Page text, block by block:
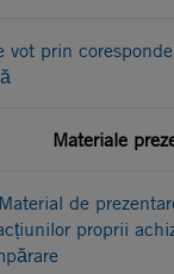
vot prin
Materiale
de
proprii